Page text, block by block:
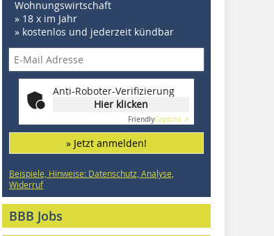
Wohnungswirtschaft
» 18 x im Jahr
» kostenlos und jederzeit kündbar
Anti-Roboter-Verifizierung
Hier klicken
FriendlyCaptcha ⇗
» Jetzt anmelden!
Beispiele, Hinweise: Datenschutz, Analyse,
Widerruf
BBB Jobs